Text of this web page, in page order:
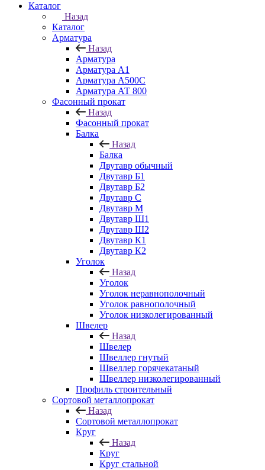
Каталог
Назад
Каталог
Арматура
Назад
Арматура
Арматура А1
Арматура А500С
Арматура АТ 800
Фасонный прокат
Назад
Фасонный прокат
Балка
Назад
Балка
Двутавр обычный
Двутавр Б1
Двутавр Б2
Двутавр С
Двутавр М
Двутавр Ш1
Двутавр Ш2
Двутавр К1
Двутавр К2
Уголок
Назад
Уголок
Уголок неравнополочный
Уголок равнополочный
Уголок низколегированный
Швелер
Назад
Швелер
Швеллер гнутый
Швеллер горячекатаный
Швеллер низколегированный
Профиль строительный
Сортовой металлопрокат
Назад
Сортовой металлопрокат
Круг
Назад
Круг
Круг стальной